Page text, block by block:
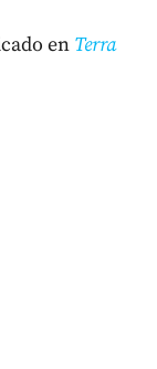
en Terra